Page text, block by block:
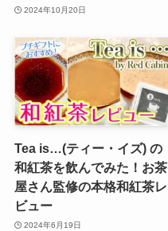
2024年10月20日
Tea is…(ティー・イズ) の
和紅茶を飲んでみた！お茶
屋さん監修の本格和紅茶レ
ビュー
2024年6月19日